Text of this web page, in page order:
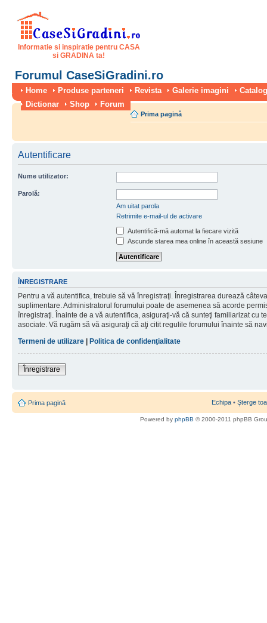
Informatie si inspiratie pentru CASA
si GRADINA ta!
Forumul CaseSiGradini.ro
Home Produse parteneri Revista Galerie imagini
Dictionar
Shop Forum
Prima pagină
Autentificare
Nume utilizator:
Parolă:
Am uitat parola
Retrimite e-mail-ul de activare
Autentifică-mă automat la fiecare vizită
Ascunde starea mea online în această sesiune
ÎNREGISTRARE
Pentru a vă autentifica, trebuie să vă înregistraţi. Înregistrarea durează
suplimentare. Administratorul forumului poate de asemenea să acorde
înregistraţi. Înainte de a vă autentifica, asiguraţi-vă că sunteţi familiarizat cu
asociate. Vă rugăm să vă asiguraţi că aţi citit regulile forumului înainte să
Termeni de utilizare | Politica de confidenţialitate
Înregistrare
Prima pagină Echipa • Şterge
Powered by phpBB © 2000-2011 phpBB